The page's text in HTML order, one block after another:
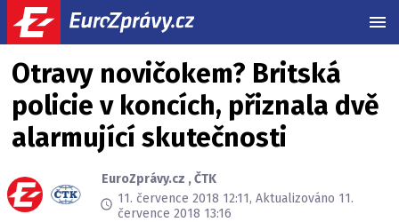
Otravy novičokem? Britská
policie v koncích, přiznala dvě
alarmující skutečnosti
EuroZprávy.cz ,ČTK
11. července 2018 12:11, Aktualizováno 11.
července 2018 13:16